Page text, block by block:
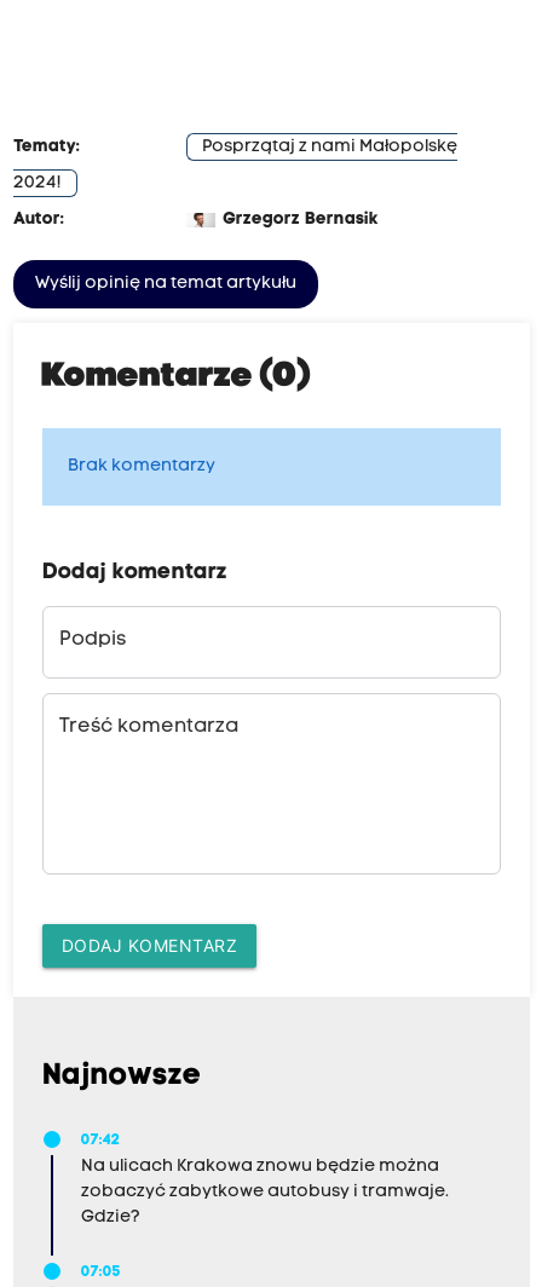
Tematy:
Posprzątaj z nami Małopolskę
2024!
Autor:
Grzegorz Bernasik
Wyślij opinię na temat artykułu
Komentarze (0)
Brak komentarzy
Dodaj komentarz
Podpis
Treść komentarza
DODAJ KOMENTARZ
Najnowsze
07:42
Na ulicach Krakowa znowu będzie można
zobaczyć zabytkowe autobusy i tramwaje.
Gdzie?
07:05